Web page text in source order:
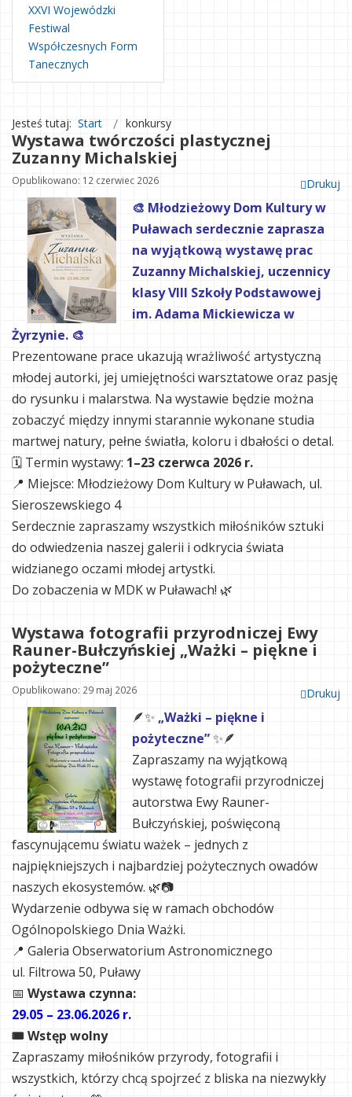
XXVI Wojewódzki
Festiwal
Współczesnych Form
Tanecznych
Jesteś tutaj: Start konkursy
Wystawa twórczości plastycznej
Zuzanny Michalskiej
Drukuj
Opublikowano: 12 czerwiec 2026
🎨 Młodzieżowy Dom Kultury w
Puławach serdecznie zaprasza
na wyjątkową wystawę prac
Zuzanny Michalskiej, uczennicy
klasy VIII Szkoły Podstawowej
im. Adama Mickiewicza w
Żyrzynie. 🎨
Prezentowane prace ukazują wrażliwość artystyczną
młodej autorki, jej umiejętności warsztatowe oraz pasję
do rysunku i malarstwa. Na wystawie będzie można
zobaczyć między innymi starannie wykonane studia
martwej natury, pełne światła, koloru i dbałości o detal.
🗓 Termin wystawy: 1–23 czerwca 2026 r.
📍 Miejsce: Młodzieżowy Dom Kultury w Puławach, ul.
Sieroszewskiego 4
Serdecznie zapraszamy wszystkich miłośników sztuki
do odwiedzenia naszej galerii i odkrycia świata
widzianego oczami młodej artystki.
Do zobaczenia w MDK w Puławach! 🌿
Wystawa fotografii przyrodniczej Ewy
Rauner-Bułczyńskiej „Ważki – piękne i
pożyteczne”
Drukuj
Opublikowano: 29 maj 2026
🪶✨ „Ważki – piękne i
pożyteczne”✨🪶
Zapraszamy na wyjątkową
wystawę fotografii przyrodniczej
autorstwa Ewy Rauner-
Bułczyńskiej, poświęconą
fascynującemu światu ważek – jednych z
najpiękniejszych i najbardziej pożytecznych owadów
naszych ekosystemów. 🌿📷
Wydarzenie odbywa się w ramach obchodów
Ogólnopolskiego Dnia Ważki.
📍 Galeria Obserwatorium Astronomicznego
ul. Filtrowa 50, Puławy
📅 Wystawa czynna:
29.05 – 23.06.2026 r.
🎟 Wstęp wolny
Zapraszamy miłośników przyrody, fotografii i
wszystkich, którzy chcą spojrzeć z bliska na niezwykły